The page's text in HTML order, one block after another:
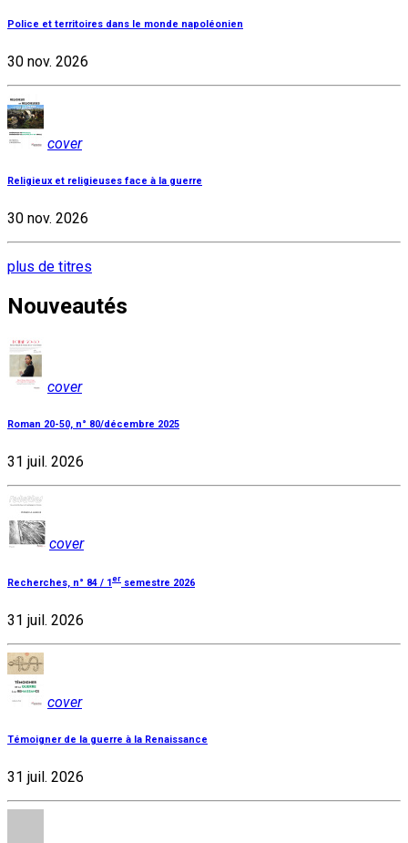
Police et territoires dans le monde napoléonien
30 nov. 2026
cover
Religieux et religieuses face à la guerre
30 nov. 2026
plus de titres
Nouveautés
cover
Roman 20-50, n° 80/décembre 2025
31 juil. 2026
cover
Recherches, n° 84 / 1 er semestre 2026
31 juil. 2026
cover
Témoigner de la guerre à la Renaissance
31 juil. 2026